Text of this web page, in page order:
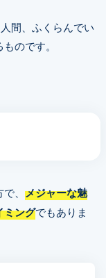
間、ふくらんでい
のです。
、 メジャーな魅
ミングでもありま